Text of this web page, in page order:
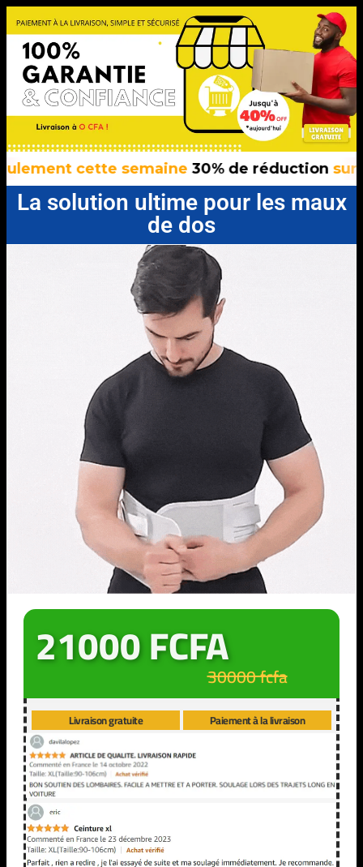
cette semaine30% de réductionsur tous
La solution ultime pour les maux
de dos
21000 FCFA30000 fcfa
Livraison gratuite Paiement à la livraison